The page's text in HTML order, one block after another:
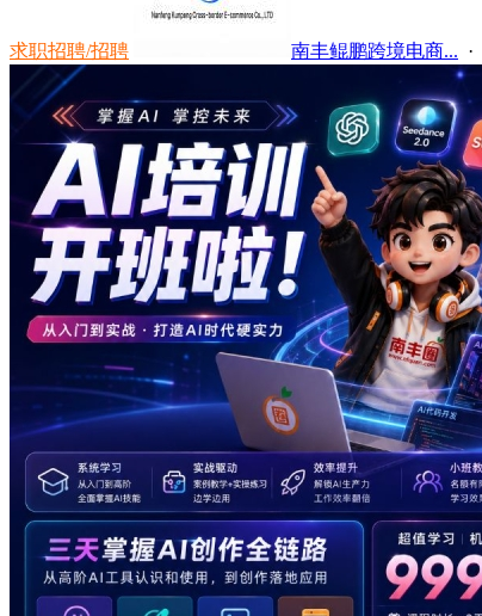
求职招聘/招聘 南丰鲲鹏跨境电商... ·